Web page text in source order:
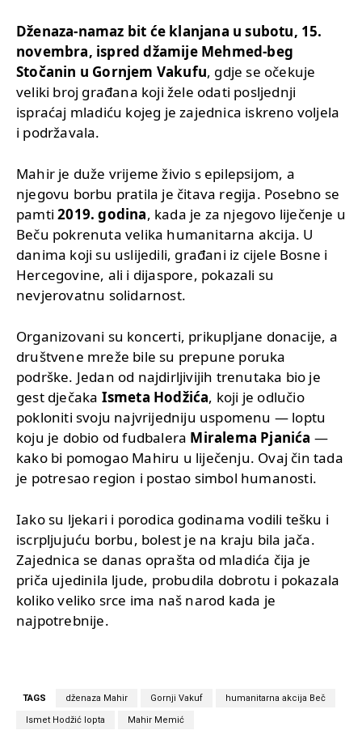
Dženaza-namaz bit će klanjana u subotu, 15.
novembra, ispred džamije Mehmed-beg
Stočanin u Gornjem Vakufu, gdje se očekuje
veliki broj građana koji žele odati posljednji
ispraćaj mladiću kojeg je zajednica iskreno voljela
i podržavala.
Mahir je duže vrijeme živio s epilepsijom, a
njegovu borbu pratila je čitava regija. Posebno se
pamti2019. godina, kada je za njegovo liječenje u
Beču pokrenuta velika humanitarna akcija. U
danima koji su uslijedili, građani iz cijele Bosne i
Hercegovine, ali i dijaspore, pokazali su
nevjerovatnu solidarnost.
Organizovani su koncerti, prikupljane donacije, a
društvene mreže bile su prepune poruka
podrške. Jedan od najdirljivijih trenutaka bio je
gest dječaka Ismeta Hodžića, koji je odlučio
pokloniti svoju najvrijedniju uspomenu — loptu
koju je dobio od fudbalera Miralema Pjanića —
kako bi pomogao Mahiru u liječenju. Ovaj čin tada
je potresao region i postao simbol humanosti.
Iako su ljekari i porodica godinama vodili tešku i
iscrpljujuću borbu, bolest je na kraju bila jača.
Zajednica se danas oprašta od mladića čija je
priča ujedinila ljude, probudila dobrotu i pokazala
koliko veliko srce ima naš narod kada je
najpotrebnije.
TAGS dženaza Mahir Gornji Vakuf humanitarna akcija Beč
Ismet Hodžić lopta Mahir Memić